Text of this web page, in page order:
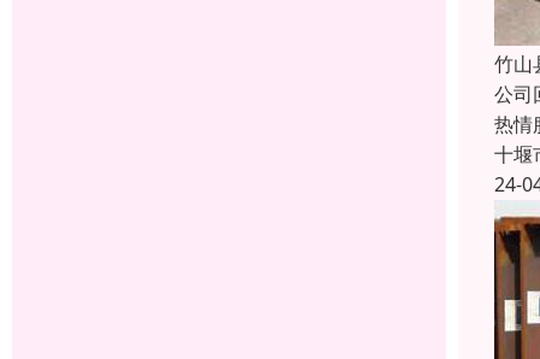
竹山
公司
热情
十堰
24-